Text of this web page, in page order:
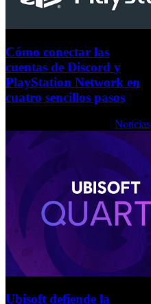
Cómo conectar las
cuentas de Discord y
PlayStation Network en
cuatro sencillos pasos
Noticias
Ubisoft defiende la